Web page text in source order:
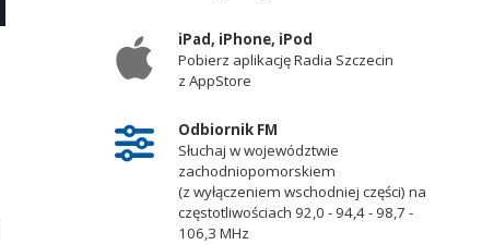
iPad, iPhone, iPod
Pobierz aplikację Radia Szczecin
z AppStore
Odbiornik FM
Słuchaj w województwie
zachodniopomorskiem
(z wyłączeniem wschodniej części) na
częstotliwościach 92,0 - 94,4 - 98,7 -
106,3 MHz